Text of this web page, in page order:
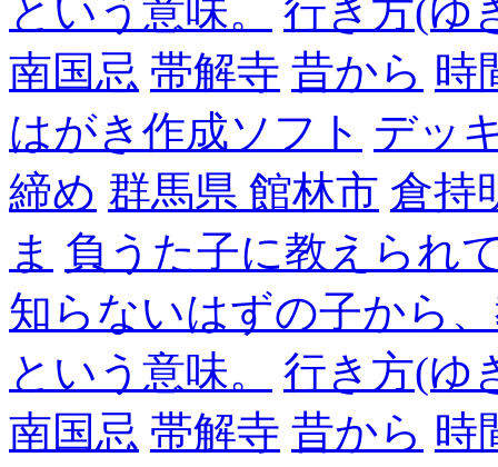
という意味。
行き方(ゆ
南国忌 帯解寺 昔から 時
はがき作成ソフト デッ
締め 群馬県 館林市 倉持
ま 負うた子に教えられ
知らないはずの子から
という意味。
行き方(ゆ
南国忌 帯解寺 昔から 時